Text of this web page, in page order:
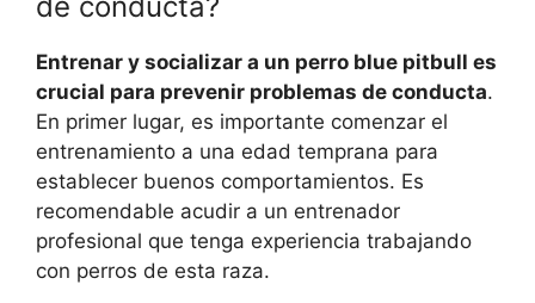
Entrenar y socializar a un perro blue pitbull es
crucial para prevenir problemas de conducta.
En primer lugar, es importante comenzar el
entrenamiento a una edad temprana para
establecer buenos comportamientos. Es
recomendable acudir a un entrenador
profesional que tenga experiencia trabajando
con perros de esta raza.